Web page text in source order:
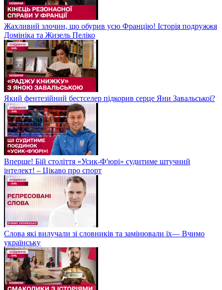
Жахливий злочин, що обурив усю Францію! Історія подружжя
Домініка та Жизель Пеліко
Який фентезійний бестселер підкорив серце Яни Завальської?
Вперше! Бій століття «Усик-Ф'юрі» судитиме штучний
інтелект! – Цікаво про спорт
Слова які вилучали зі словників та замінювали їх— Вчимо
українську